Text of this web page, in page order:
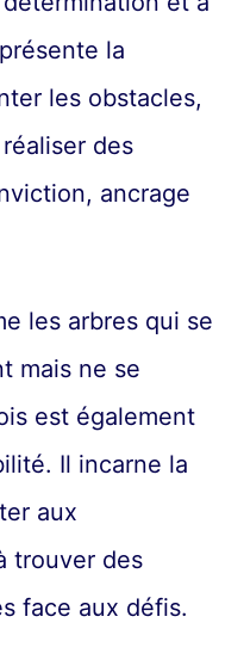
la
les obstacles,
des
ancrage
les arbres qui se
mais ne se
est également
Il incarne la
aux
trouver des
face aux défis.